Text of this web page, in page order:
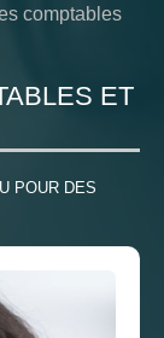
comptables
ET
POUR DES